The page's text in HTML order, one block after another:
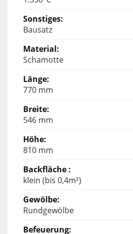
Bausatz
Schamotte
770 mm
546 mm
810 mm
klein (bis 0,4m²)
Rundgewölbe